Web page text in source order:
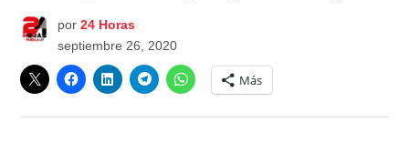
por 24 Horas
septiembre 26, 2020
Más